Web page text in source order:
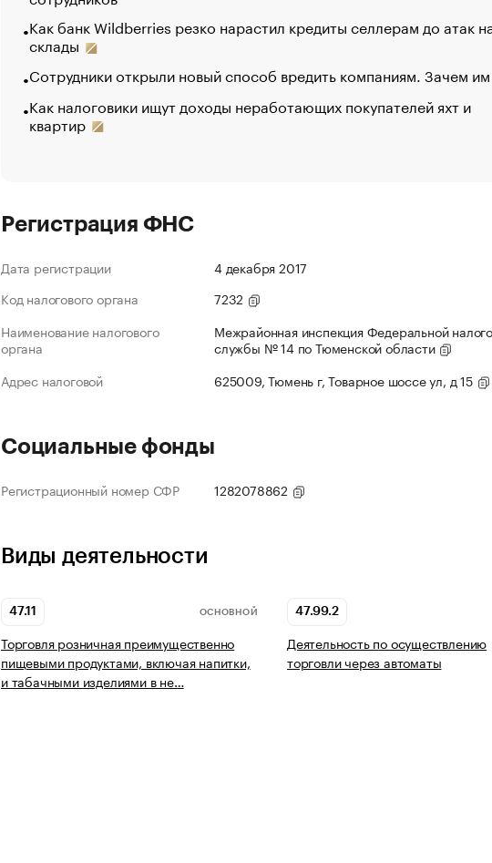
Как банк Wildberries резко нарастил кредиты селлерам до атак
склады
Сотрудники открыли новый способ вредить компаниям. Зачем
Как налоговики ищут доходы неработающих покупателей яхт и
квартир
Регистрация ФНС
Дата регистрации
4 декабря 2017
Код налогового органа
7232
Наименование налогового
органа
Межрайонная инспекция Федеральной
службы № 14 по Тюменской области
Адрес налоговой
625009, Тюмень г, Товарное шоссе ул, д 15
Социальные фонды
Регистрационный номер СФР 1282078862
Виды деятельности
47.11 ОСНОВНОЙ
Торговля розничная преимущественно
пищевыми продуктами, включая напитки,
и табачными изделиями в не…
47.99.2
Деятельность по осуществлению
торговли через автоматы